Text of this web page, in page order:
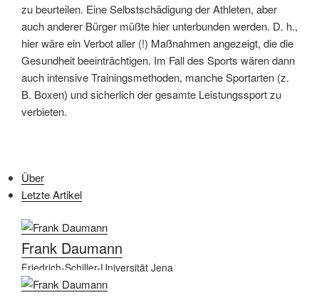
zu beurteilen. Eine Selbstschädigung der Athleten, aber
auch anderer Bürger müßte hier unterbunden werden. D. h.,
hier wäre ein Verbot aller (!) Maßnahmen angezeigt, die die
Gesundheit beeinträchtigen. Im Fall des Sports wären dann
auch intensive Trainingsmethoden, manche Sportarten (z.
B. Boxen) und sicherlich der gesamte Leistungssport zu
verbieten.
Über
Letzte Artikel
Frank Daumann
Friedrich-Schiller-Universität Jena